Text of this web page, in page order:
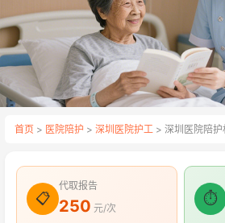
首页 > 医院陪护 > 深圳医院护工 > 深圳医院陪
📋
代取报告
250 元/次
⏱